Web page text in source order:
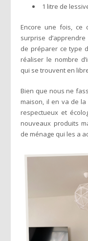
1 litre de
Encore une fois, ce
surprise
de préparer ce type
réaliser le nombre
qui se trouvent en
Bien que nous ne
maison, il en va de
respectueux et
nouveaux produits
de ménage qui les a